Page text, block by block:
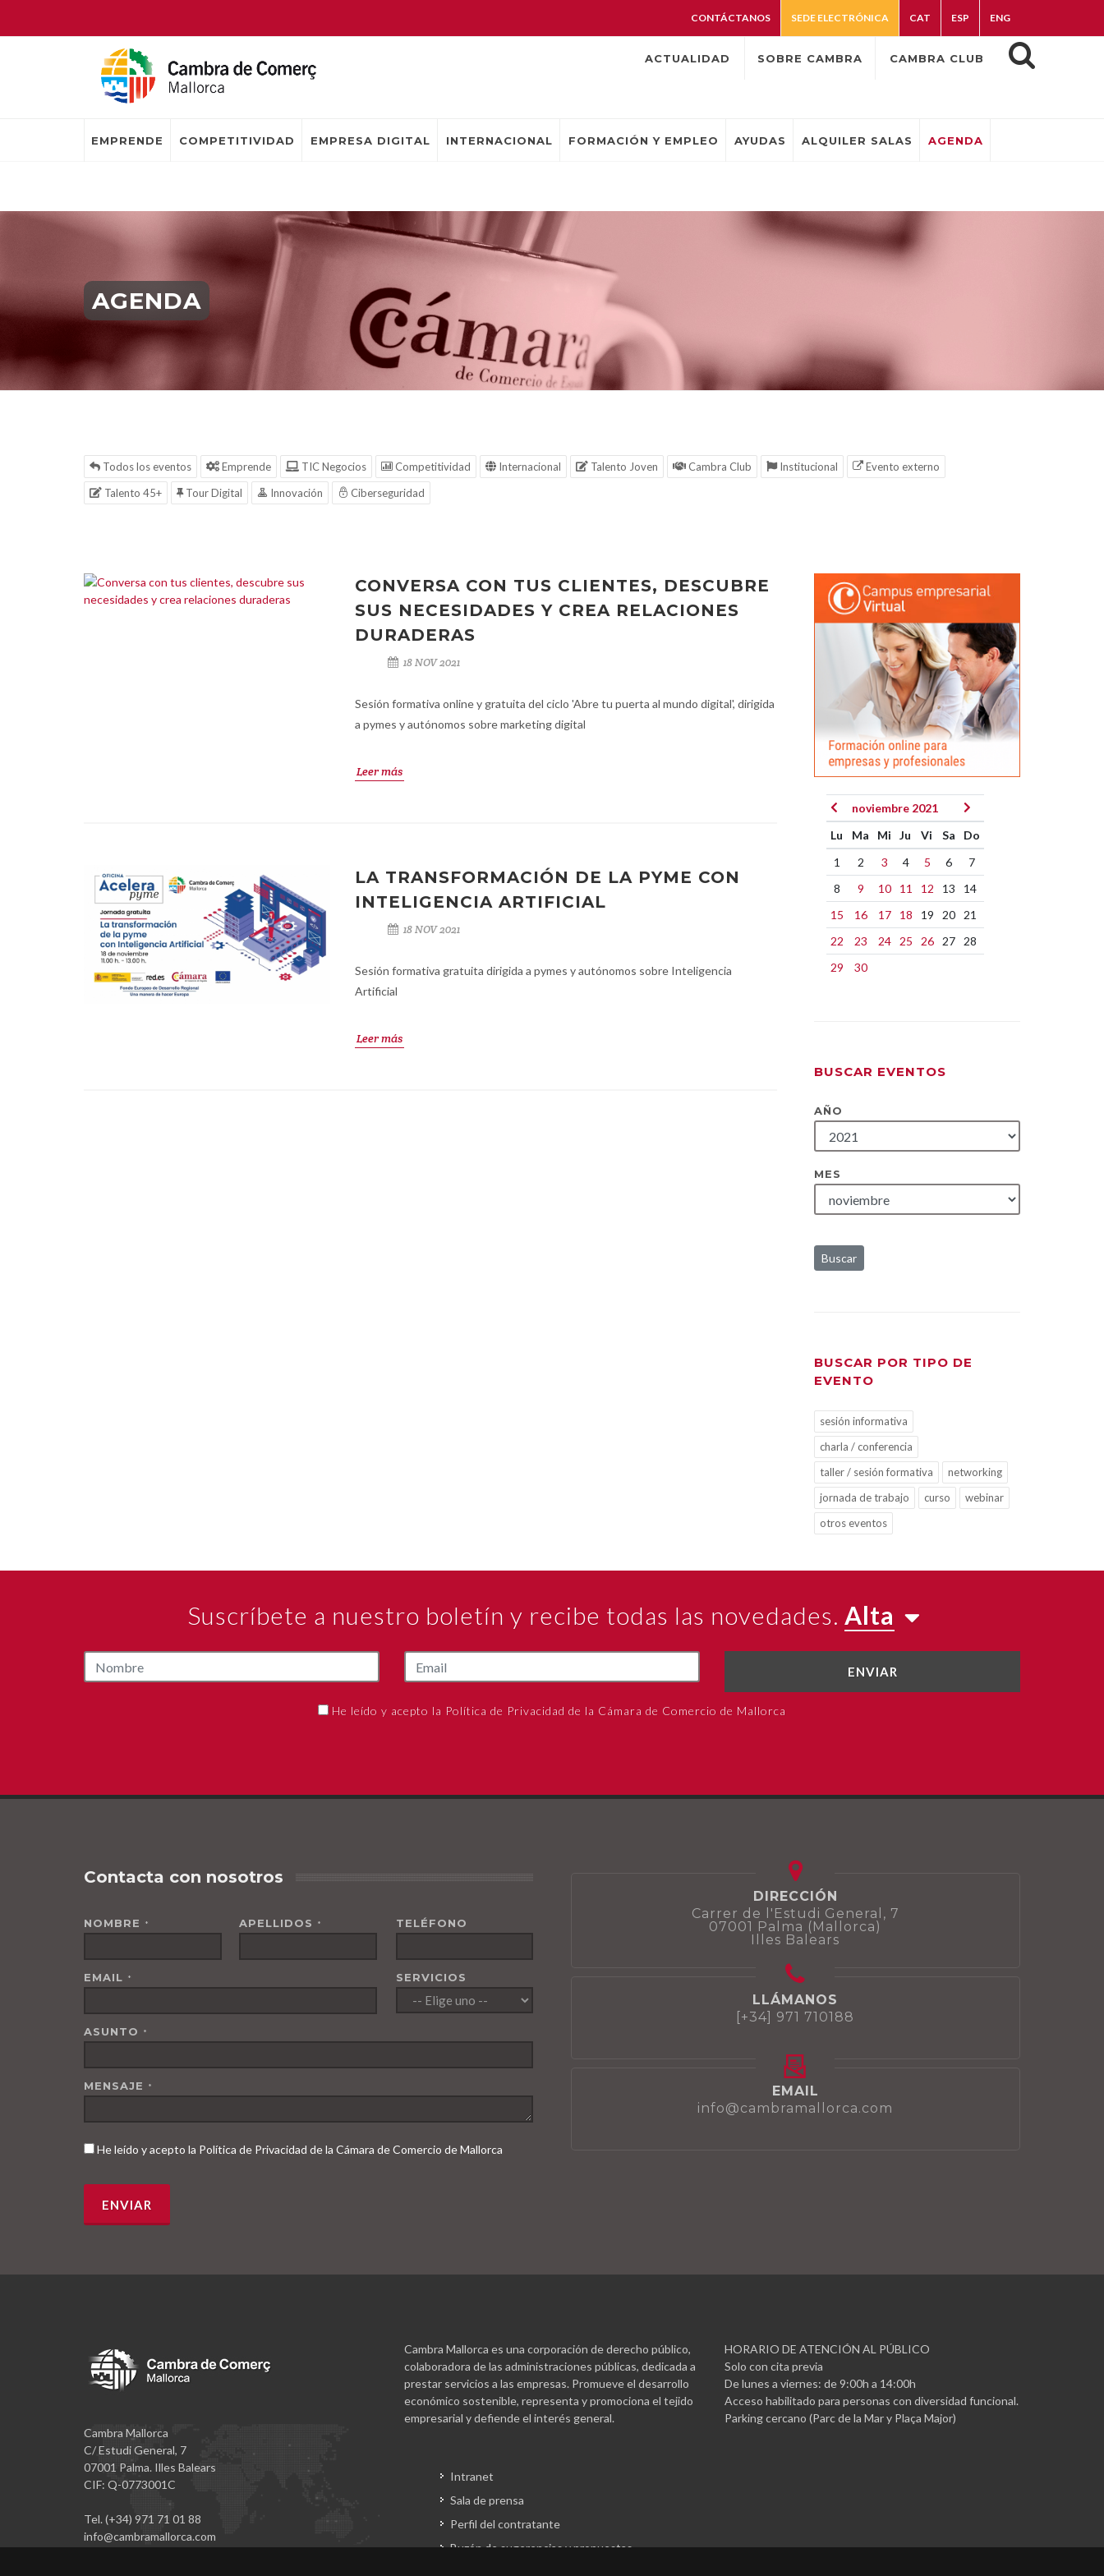
CONTÁCTANOS SEDE ELECTRÓNICA CAT ESP ENG
ACTUALIDAD SOBRE CAMBRA CAMBRA CLUB
EMPRENDE COMPETITIVIDAD EMPRESA DIGITAL INTERNACIONAL FORMACIÓN Y EMPLEO AYUDAS ALQUILER SALAS AGENDA
AGENDA
Todos los eventos Emprende TIC Negocios Competitividad Internacional Talento Joven Cambra Club Institucional
Evento externo
Talento 45+
Tour Digital Innovación Ciberseguridad
CONVERSA CON TUS CLIENTES, DESCUBRE
SUS NECESIDADES Y CREA RELACIONES
DURADERAS
18 NOV 2021
Sesión formativa online y gratuita del ciclo 'Abre tu puerta al mundo digital', dirigida
a pymes y autónomos sobre marketing digital
Leer más
LA TRANSFORMACIÓN DE LA PYME CON
INTELIGENCIA ARTIFICIAL
18 NOV 2021
Sesión formativa gratuita dirigida a pymes y autónomos sobre Inteligencia
Artificial
Leer más
noviembre 2021
Lu
Ma Mi Ju Vi Sa
Do
1
2 3 4 5 6
7
8
9 10 11 12 13
14
15
16 17 18 19 20
21
22
23 24 25 26 27
28
29
30
BUSCAR EVENTOS
AÑO
MES
Buscar
BUSCAR POR TIPO DE
EVENTO
sesión informativa
charla / conferencia
taller / sesión formativa
networking
jornada de trabajo
curso
webinar
otros eventos
Suscríbete a nuestro boletín y recibe todas las novedades. Alta
ENVIAR
He leído y acepto la Política de Privacidad de la Cámara de Comercio de Mallorca
Contacta con nosotros
NOMBRE * APELLIDOS * TELÉFONO
EMAIL * SERVICIOS
ASUNTO *
MENSAJE *
He leído y acepto la Política de Privacidad de la Cámara de Comercio de Mallorca
DIRECCIÓN
Carrer de l'Estudi General, 7
07001 Palma (Mallorca)
Illes Balears
LLÁMANOS
[+34] 971 710188
EMAIL
info@cambramallorca.com
Cambra Mallorca
C/ Estudi General, 7
07001 Palma. Illes Balears
CIF: Q-0773001C
Tel. (+34) 971 71 01 88
info@cambramallorca.com
Cambra Mallorca es una corporación de derecho público,
colaboradora de las administraciones públicas, dedicada a
prestar servicios a las empresas. Promueve el desarrollo
económico sostenible, representa y promociona el tejido
empresarial y defiende el interés general.
Intranet
Sala de prensa
Perfil del contratante
Buzón de sugerencias y propuestas
HORARIO DE ATENCIÓN AL PÚBLICO
Solo con cita previa
De lunes a viernes: de 9:00h a 14:00h
Acceso habilitado para personas con diversidad funcional.
Parking cercano (Parc de la Mar y Plaça Major)